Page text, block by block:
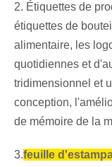
2. Étiquettes de
étiquettes de
alimentaire, les
quotidiennes et
tridimensionnel et
conception,
de mémoire de la
3.feuille